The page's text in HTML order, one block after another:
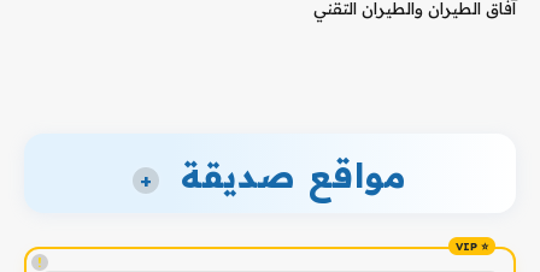
آفاق الطيران والطيران التقني
مواقع صديقة +
!